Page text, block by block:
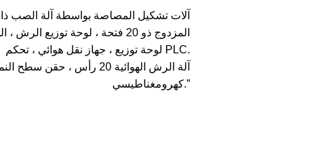
المزدوج ذو 20 فتحة ، لوحة توزيع الرش ، اللون المزدوج العلوي والسفلي
لوحة توزيع ، جهاز نقل هوائي ، تحكم PLC.
آلة الرش الهوائية 20 رأس
كهرومغناطيسي.”